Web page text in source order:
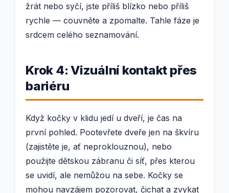
žrát nebo syčí, jste příliš blízko nebo příliš
rychle — couvněte a zpomalte. Tahle fáze je
srdcem celého seznamování.
Krok 4: Vizuální kontakt přes
bariéru
Když kočky v klidu jedí u dveří, je čas na
první pohled. Pootevřete dveře jen na škvíru
(zajistěte je, ať neproklouznou), nebo
použijte dětskou zábranu či síť, přes kterou
se uvidí, ale nemůžou na sebe. Kočky se
mohou navzájem pozorovat, čichat a zvykat